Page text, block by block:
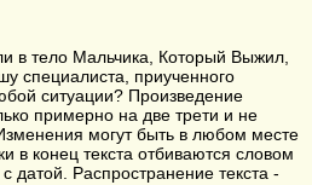
в тело Мальчика, Который Выжил,
специалиста, приученного
ситуации? Произведение
примерно на две трети и не
могут быть в любом месте
в конец текста отбиваются словом
датой. Распространение текста -